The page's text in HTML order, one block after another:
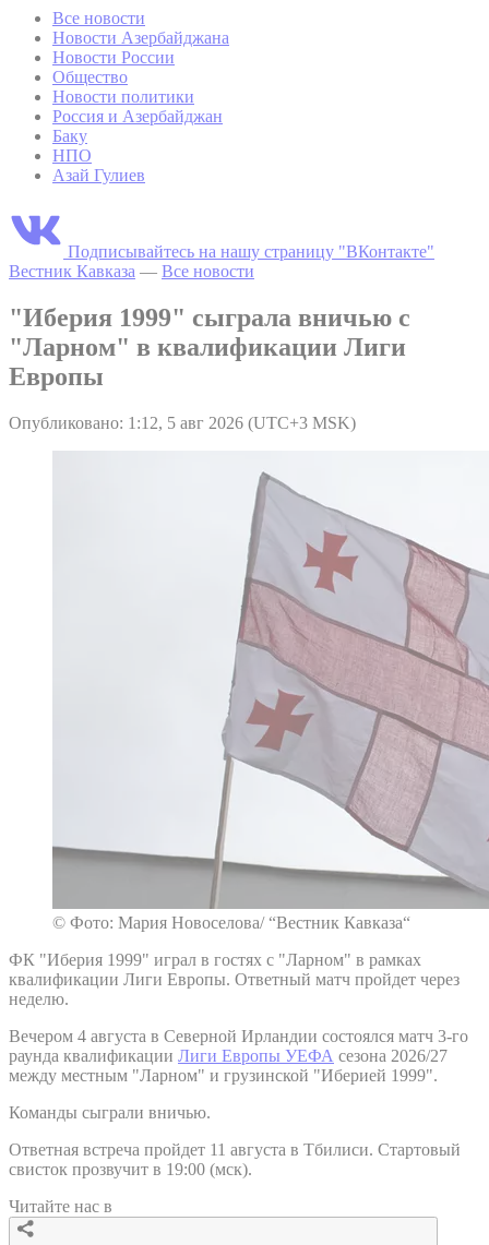
Все новости
Новости Азербайджана
Новости России
Общество
Новости политики
Россия и Азербайджан
Баку
НПО
Азай Гулиев
Подписывайтесь на нашу страницу "ВКонтакте"
Вестник Кавказа — Все новости
"Иберия 1999" сыграла вничью с
"Ларном" в квалификации Лиги
Европы
Опубликовано: 1:12, 5 авг 2026 (UTC+3 MSK)
© Фото: Мария Новоселова/ “Вестник Кавказа“
ФК "Иберия 1999" играл в гостях с "Ларном" в рамках
квалификации Лиги Европы. Ответный матч пройдет через
неделю.
Вечером 4 августа в Северной Ирландии состоялся матч 3-го
раунда квалификации Лиги Европы УЕФА сезона 2026/27
между местным "Ларном" и грузинской "Иберией 1999".
Команды сыграли вничью.
Ответная встреча пройдет 11 августа в Тбилиси. Стартовый
свисток прозвучит в 19:00 (мск).
Читайте нас в